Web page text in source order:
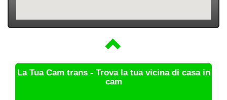
La Tua Cam trans - Trova la tua vicina di casa in
cam